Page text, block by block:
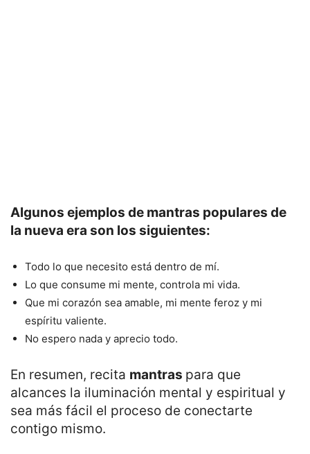
Algunos ejemplos de mantras populares de
la nueva era son los siguientes:
Todo lo que necesito está dentro de mí.
Lo que consume mi mente, controla mi vida.
Que mi corazón sea amable, mi mente feroz y mi
espíritu valiente.
No espero nada y aprecio todo.
En resumen, recita mantras para que
alcances la iluminación mental y espiritual y
sea más fácil el proceso de conectarte
contigo mismo.